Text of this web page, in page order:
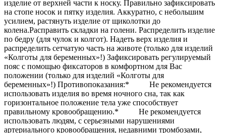
изделие от верхней части к носку. Правильно зафиксировать
на стопе носок и пятку изделия. Аккуратно, с небольшим
усилием, растянуть изделие от щиколотки до
колена.Расправить складки на голени. Распределить изделие
по бедру (для чулок и колгот). Надеть верх изделия и
распределить сетчатую часть на животе (только для изделий
«Колготы для беременных»!) Зафиксировать регулируемый
пояс с помощью фиксаторов в комфортном для Вас
положении (только для изделий «Колготы для
беременных»!) Противопоказания:* Не рекомендуется
использовать изделия во время ночного сна, так как
горизонтальное положение тела уже способствует
правильному кровообращению.* Не рекомендуется
использовать людям, с серьезными нарушениями
артериального кровообращения, недавними тромбозами,